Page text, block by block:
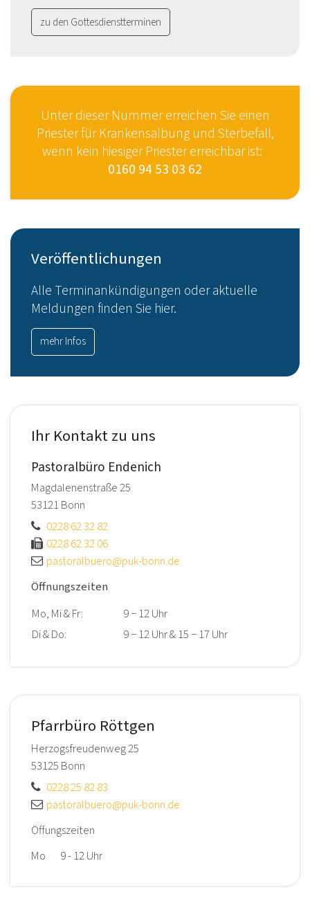
zu den Gottesdienstterminen
Unter dieser Nummer erreichen Sie einen
Priester für Krankensalbung und Sterbefall,
wenn kein hiesiger Priester erreichbar ist:
0160 94 53 03 62
Veröffentlichungen
Alle Terminankündigungen oder aktuelle
Meldungen finden Sie hier.
mehr Infos
Ihr Kontakt zu uns
Pastoralbüro Endenich
Magdalenenstraße 25
53121Bonn
0228 62 32 82
0228 62 32 06
pastoralbuero@puk-bonn.de
Öffnungszeiten
Mo, Mi & Fr:
9 − 12 Uhr
Di & Do:
9 − 12 Uhr & 15 − 17 Uhr
Pfarrbüro Röttgen
Herzogsfreudenweg 25
53125 Bonn
0228 25 82 83
pastoralbuero@puk-bonn.de
Öffungszeiten
Mo 9 - 12 Uhr